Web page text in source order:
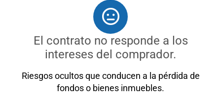
El contrato no responde a los
intereses del comprador.
Riesgos ocultos que conducen a la pérdida de
fondos o bienes inmuebles.